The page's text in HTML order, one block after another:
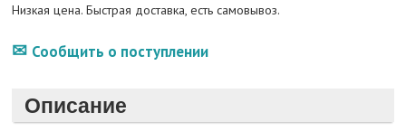
Низкая цена. Быстрая доставка, есть самовывоз.
Сообщить о поступлении
Описание